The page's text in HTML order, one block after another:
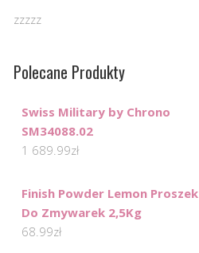
zzzzz
Polecane Produkty
Swiss Military by Chrono
SM34088.02
1 689.99zł
Finish Powder Lemon Proszek
Do Zmywarek 2,5Kg
68.99zł